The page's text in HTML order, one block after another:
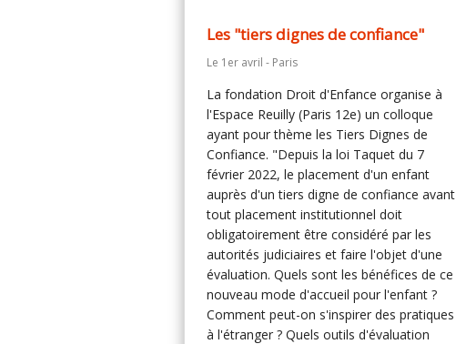
Les "tiers dignes de confiance"
Le 1er avril - Paris
La fondation Droit d'Enfance organise à
l'Espace Reuilly (Paris 12e) un colloque
ayant pour thème les Tiers Dignes de
Confiance. "Depuis la loi Taquet du 7
février 2022, le placement d'un enfant
auprès d'un tiers digne de confiance avant
tout placement institutionnel doit
obligatoirement être considéré par les
autorités judiciaires et faire l'objet d'une
évaluation. Quels sont les bénéfices de ce
nouveau mode d'accueil pour l'enfant ?
Comment peut-on s'inspirer des pratiques
à l'étranger ? Quels outils d'évaluation